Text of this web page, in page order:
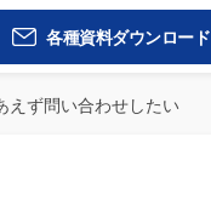
各種資料ダウンロード
えず問い合わせしたい